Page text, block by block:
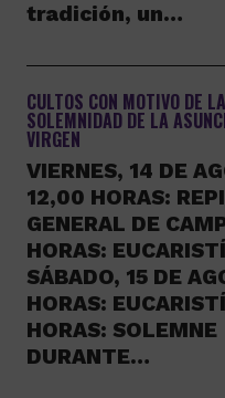
tradición, un…
CULTOS CON MOTIVO DE LA
SOLEMNIDAD DE LA
VIRGEN
VIERNES, 14 DE
12,00 HORAS:
GENERAL DE
HORAS:
SÁBADO, 15 DE
HORAS:
HORAS:
DURANTE…